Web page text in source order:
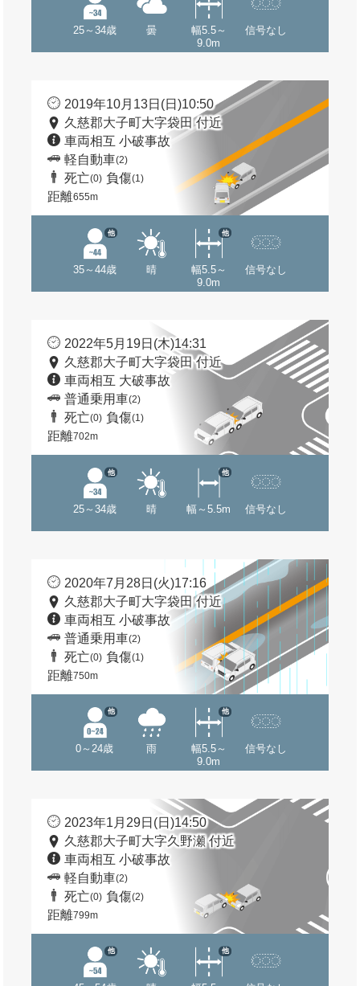
25～34歳 曇
幅5.5～
9.0m
信号なし
2019年10月13日(日)10:50
久慈郡大子町大字袋田 付近
車両相互 小破事故
軽自動車(2)
死亡(0) 負傷(1)
距離655m
35～44歳
他
晴
幅5.5～
9.0m
他
信号なし
2022年5月19日(木)14:31
久慈郡大子町大字袋田 付近
車両相互 大破事故
普通乗用車(2)
死亡(0) 負傷(1)
距離702m
25～34歳
他
晴 幅～5.5m
他
信号なし
2020年7月28日(火)17:16
久慈郡大子町大字袋田 付近
車両相互 小破事故
普通乗用車(2)
死亡(0) 負傷(1)
距離750m
0～24歳
他
雨
幅5.5～
9.0m
他
信号なし
2023年1月29日(日)14:50
久慈郡大子町大字久野瀬 付近
車両相互 小破事故
軽自動車(2)
死亡(0) 負傷(2)
距離799m
他 他